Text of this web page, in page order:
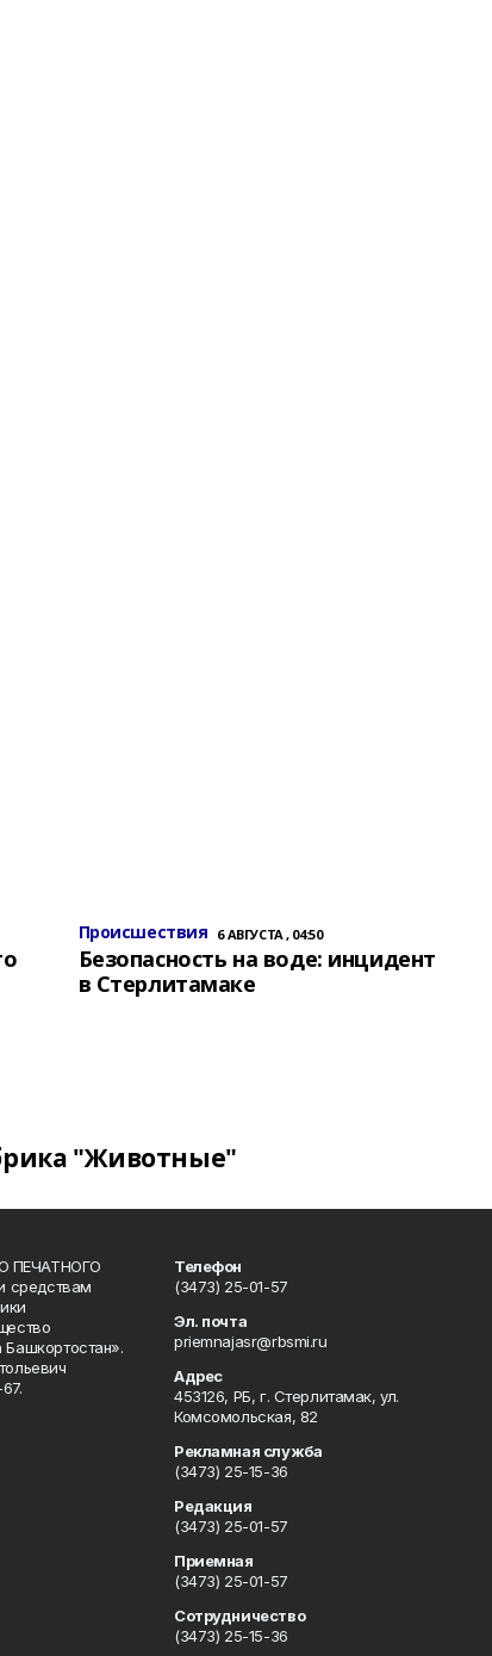
Происшествия 6 АВГУСТА , 04:50
Безопасность на воде: инцидент
в Стерлитамаке
"Животные"
ПЕЧАТНОГО
средствам
Телефон
(3473) 25-01-57
Эл. почта
priemnajasr@rbsmi.ru
Адрес
453126, РБ, г. Стерлитамак, ул.
Комсомольская, 82
Рекламная служба
(3473) 25-15-36
Редакция
(3473) 25-01-57
Приемная
(3473) 25-01-57
Сотрудничество
(3473) 25-15-36